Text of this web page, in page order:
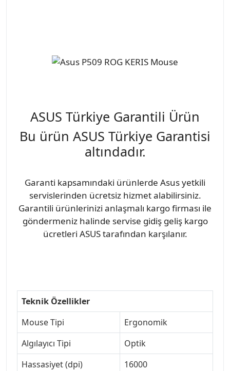
ASUS Türkiye Garantili Ürün
Bu ürün ASUS Türkiye Garantisi
altındadır.
Garanti kapsamındaki ürünlerde Asus yetkili
servislerinden ücretsiz hizmet alabilirsiniz.
Garantili ürünlerinizi anlaşmalı kargo firması ile
göndermeniz halinde servise gidiş geliş kargo
ücretleri ASUS tarafından karşılanır.
Teknik Özellikler
Mouse Tipi
Ergonomik
Algılayıcı Tipi
Optik
Hassasiyet (dpi)
16000